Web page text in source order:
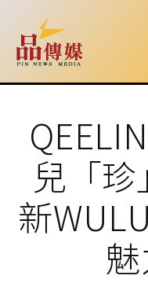
兒「
新